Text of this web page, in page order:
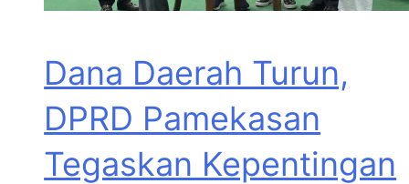
Dana Daerah Turun,
DPRD Pamekasan
Tegaskan Kepentingan